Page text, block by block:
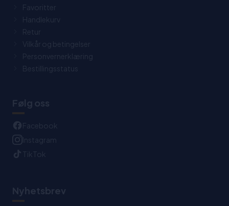
Favoritter
Handlekurv
Retur
Vilkår og betingelser
Personvernerklæring
Bestillingsstatus
Følg oss
Facebook
Instagram
TikTok
Nyhetsbrev